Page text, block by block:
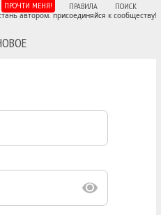
ПРОЧТИ МЕНЯ! ПРАВИЛА ПОИСК
автором. присоединяйся к сообществу!